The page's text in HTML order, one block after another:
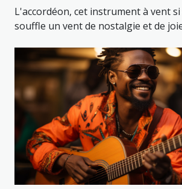
L'accordéon, cet instrument à vent
souffle un vent de nostalgie et de